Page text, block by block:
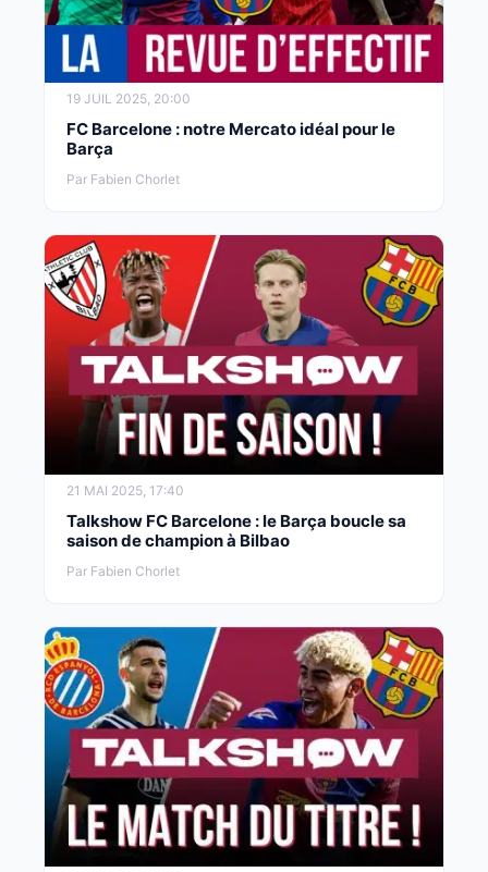
19 JUIL 2025, 20:00
FC Barcelone : notre Mercato idéal pour le
Barça
Par Fabien Chorlet
21 MAI 2025, 17:40
Talkshow FC Barcelone : le Barça boucle sa
saison de champion à Bilbao
Par Fabien Chorlet